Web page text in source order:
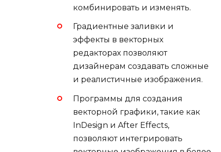
комбинировать и изменять.
Градиентные заливки и
эффекты в векторных
редакторах позволяют
дизайнерам создавать сложные
и реалистичные изображения.
Программы для создания
векторной графики, такие как
InDesign и After Effects,
позволяют интегрировать